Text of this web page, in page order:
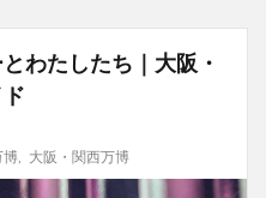
わたしたち｜大阪・
博, 大阪・関西万博